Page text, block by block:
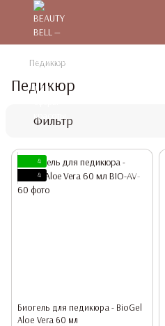
Педикюр
Педикюр
Фильтр
4
4
Биогель для педикюра - BioGel
Aloe Vera 60 мл